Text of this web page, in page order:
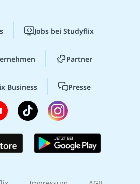
Jobs bei Studyflix
Partner
Business Presse